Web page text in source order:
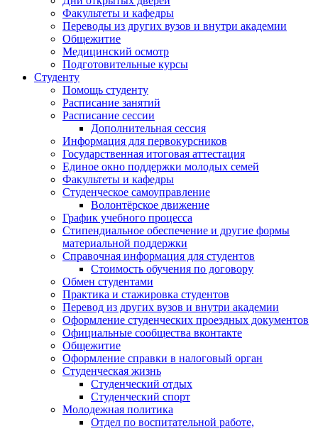
Факультеты и кафедры
Переводы из других вузов и внутри академии
Общежитие
Медицинский осмотр
Подготовительные курсы
Студенту
Помощь студенту
Расписание занятий
Расписание сессии
Дополнительная сессия
Информация для первокурсников
Государственная итоговая аттестация
Единое окно поддержки молодых семей
Факультеты и кафедры
Студенческое самоуправление
Волонтёрское движение
График учебного процесса
Стипендиальное обеспечение и другие формы
материальной поддержки
Справочная информация для студентов
Cтоимость обучения по договору
Обмен студентами
Практика и стажировка студентов
Перевод из других вузов и внутри академии
Оформление студенческих проездных документов
Официальные сообщества вконтакте
Общежитие
Оформление справки в налоговый орган
Студенческая жизнь
Студенческий отдых
Студенческий спорт
Молодежная политика
Отдел по воспитательной работе,